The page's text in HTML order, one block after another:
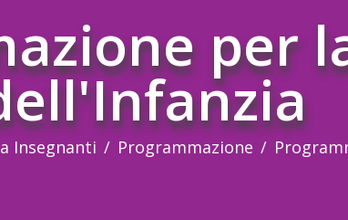
per
Insegnanti Programmazione